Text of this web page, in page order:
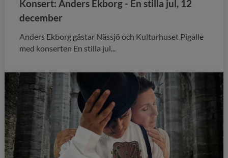
Konsert: Anders Ekborg - En stilla jul, 12
december
Anders Ekborg gästar Nässjö och Kulturhuset Pigalle
med konserten En stilla jul...